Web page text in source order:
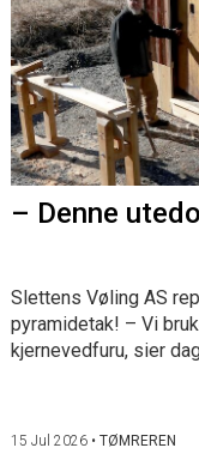
– Denne
Slettens Vøling AS
pyramidetak! – Vi
kjernevedfuru, sier
15 Jul 2026• TØMREREN